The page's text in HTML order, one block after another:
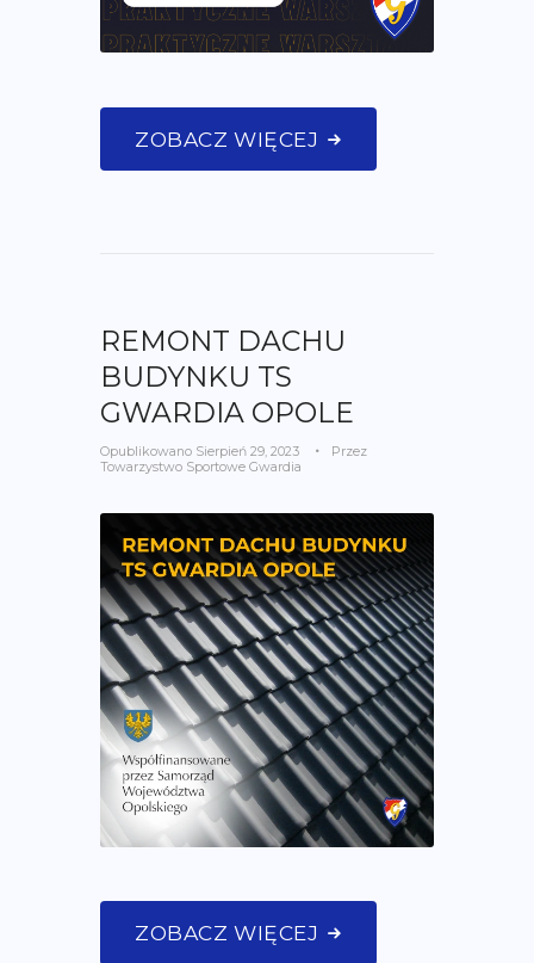
ZOBACZ WIĘCEJ
REMONT DACHU
BUDYNKU TS
GWARDIA OPOLE
Opublikowano Sierpień 29, 2023
Przez
Towarzystwo Sportowe Gwardia
ZOBACZ WIĘCEJ